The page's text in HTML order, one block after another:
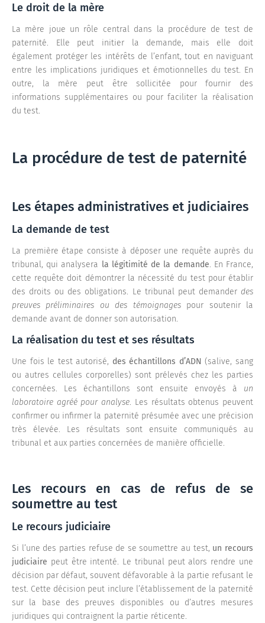
Le droit de la mère
La mère joue un rôle central dans la procédure de test de
paternité. Elle peut initier la demande, mais elle doit
également protéger les intérêts de l’enfant, tout en naviguant
entre les implications juridiques et émotionnelles du test. En
outre, la mère peut être sollicitée pour fournir des
informations supplémentaires ou pour faciliter la réalisation
du test.
La procédure de test de paternité
Les étapes administratives et judiciaires
La demande de test
La première étape consiste à déposer une requête auprès du
tribunal, qui analysera la légitimité de la demande. En France,
cette requête doit démontrer la nécessité du test pour établir
des droits ou des obligations. Le tribunal peut demanderdes
preuves préliminaires ou des témoignagespour soutenir la
demande avant de donner son autorisation.
La réalisation du test et ses résultats
Une fois le test autorisé, des échantillons d’ADN (salive, sang
ou autres cellules corporelles) sont prélevés chez les parties
concernées. Les échantillons sont ensuite envoyés à un
laboratoire agréé pour analyse. Les résultats obtenus peuvent
confirmer ou infirmer la paternité présumée avec une précision
très élevée. Les résultats sont ensuite communiqués au
tribunal et aux parties concernées de manière officielle.
Les recours en cas de refus de se
soumettre au test
Le recours judiciaire
Si l’une des parties refuse de se soumettre au test, un recours
judiciaire peut être intenté. Le tribunal peut alors rendre une
décision par défaut, souvent défavorable à la partie refusant le
test. Cette décision peut inclure l’établissement de la paternité
sur la base des preuves disponibles ou d’autres mesures
juridiques qui contraignent la partie réticente.